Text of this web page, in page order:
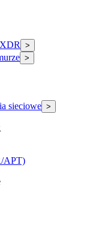
>
>
sieciowe >
APT)